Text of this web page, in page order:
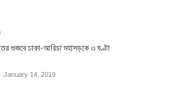
গুজবে ঢাকা-আরিচা মহাসড়কে ৩ ঘণ্টা
January 14, 2019